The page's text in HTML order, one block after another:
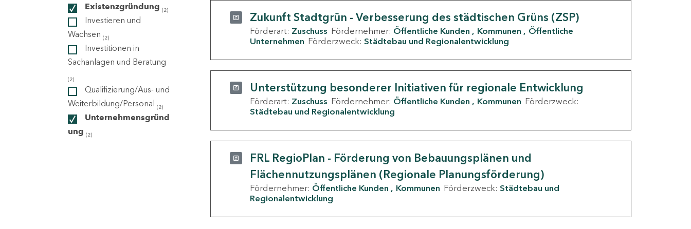
Existenzgründung (2)
Investieren und
Wachsen (2)
Investitionen in
Sachanlagen und Beratung
(2)
Qualifizierung/Aus- und
Weiterbildung/Personal (2)
Unternehmensgründ
ung (2)
Zukunft Stadtgrün - Verbesserung des städtischen Grüns (ZSP)
Förderart: Zuschuss Fördernehmer: Öffentliche Kunden Kommunen
Öffentliche
Unternehmen Förderzweck: Städtebau und Regionalentwicklung
Unterstützung besonderer Initiativen für regionale Entwicklung
Förderart: Zuschuss Fördernehmer: Öffentliche Kunden Kommunen Förderzweck:
Städtebau und Regionalentwicklung
FRL RegioPlan - Förderung von Bebauungsplänen und
Flächennutzungsplänen (Regionale Planungsförderung)
Fördernehmer: Öffentliche Kunden Kommunen Förderzweck: Städtebau und
Regionalentwicklung